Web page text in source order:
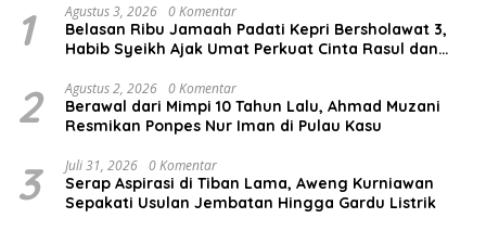
1 Agustus 3, 2026 0 Komentar
Belasan Ribu Jamaah Padati Kepri Bersholawat 3,
Habib Syeikh Ajak Umat Perkuat Cinta Rasul dan
2 Agustus 2, 2026 0 Komentar
Berawal dari Mimpi 10 Tahun Lalu, Ahmad Muzani
Resmikan Ponpes Nur Iman di Pulau Kasu
3 Juli 31, 2026 0 Komentar
Serap Aspirasi di Tiban Lama, Aweng Kurniawan
Sepakati Usulan Jembatan Hingga Gardu Listrik